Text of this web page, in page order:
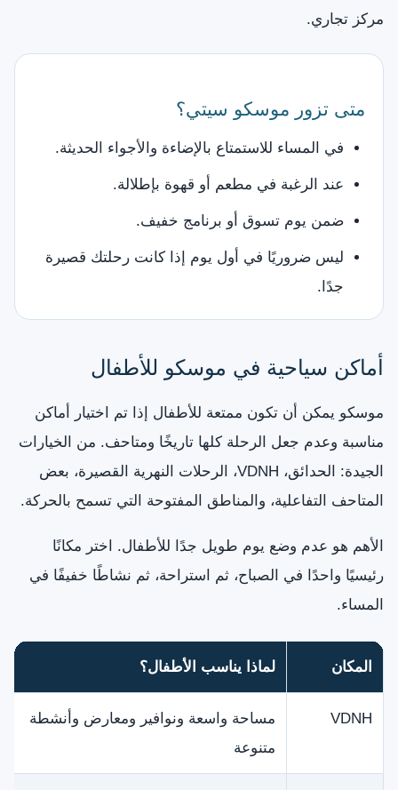
مركز تجاري.
متى تزور موسكو سيتي؟
في المساء للاستمتاع بالإضاءة والأجواء الحديثة.
عند الرغبة في مطعم أو قهوة بإطلالة.
ضمن يوم تسوق أو برنامج خفيف.
ليس ضروريًا في أول يوم إذا كانت رحلتك قصيرة
جدًا.
أماكن سياحية في موسكو للأطفال
موسكو يمكن أن تكون ممتعة للأطفال إذا تم اختيار أماكن
مناسبة وعدم جعل الرحلة كلها تاريخًا ومتاحف. من الخيارات
الجيدة: الحدائق، VDNH، الرحلات النهرية القصيرة، بعض
المتاحف التفاعلية، والمناطق المفتوحة التي تسمح بالحركة.
الأهم هو عدم وضع يوم طويل جدًا للأطفال. اختر مكانًا
رئيسيًا واحدًا في الصباح، ثم استراحة، ثم نشاطًا خفيفًا في
المساء.
المكان لماذا يناسب الأطفال؟
VDNH
مساحة واسعة ونوافير ومعارض وأنشطة
متنوعة